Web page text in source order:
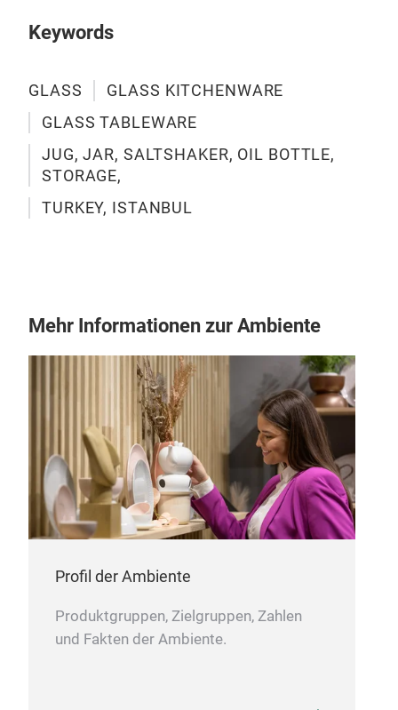
Keywords
GLASS
GLASS KITCHENWARE
GLASS TABLEWARE
JUG, JAR, SALTSHAKER, OIL BOTTLE,
STORAGE,
TURKEY, ISTANBUL
Mehr Informationen zur Ambiente
Profil der Ambiente
Produktgruppen, Zielgruppen, Zahlen
und Fakten der Ambiente.